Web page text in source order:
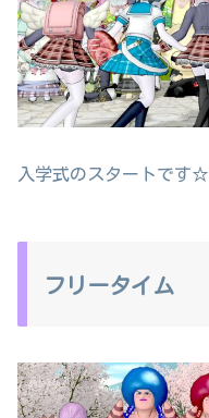
入学式のスタートです☆
フリータイム